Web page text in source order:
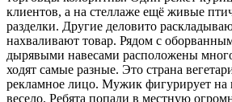
клиентов, а на стеллаже ещё живые
разделки. Другие деловито
нахваливают товар. Рядом с
дырявыми навесами расположены
ходят самые разные. Это страна
рекламное лицо. Мужик фигурирует на
весело. Ребята попали в местную